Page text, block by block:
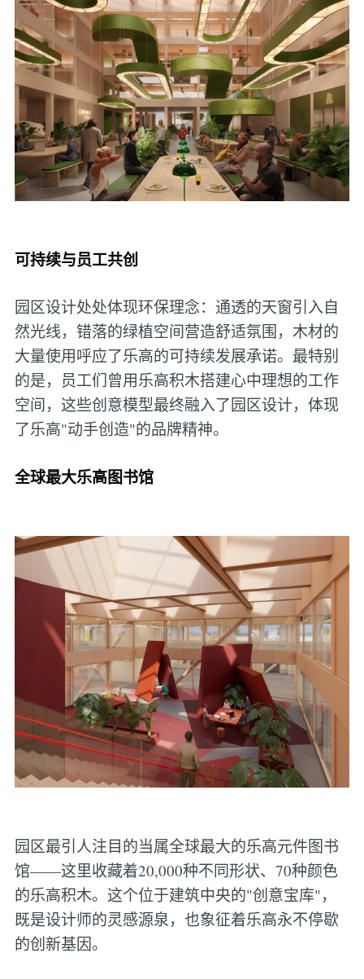
可持续与员工共创
园区设计处处体现环保理念：通透的天窗引入自
然光线，错落的绿植空间营造舒适氛围，木材的
大量使用呼应了乐高的可持续发展承诺。最特别
的是，员工们曾用乐高积木搭建心中理想的工作
空间，这些创意模型最终融入了园区设计，体现
了乐高"动手创造"的品牌精神。
全球最大乐高图书馆
园区最引人注目的当属全球最大的乐高元件图书
馆——这里收藏着20,000种不同形状、70种颜色
的乐高积木。这个位于建筑中央的"创意宝库"，
既是设计师的灵感源泉，也象征着乐高永不停歇
的创新基因。